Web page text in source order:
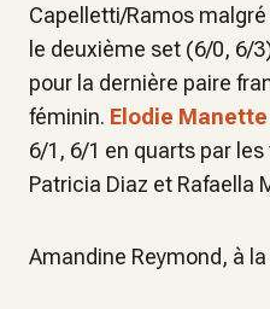
Capelletti/Ramos
le deuxième set (6/0, 6/
pour la dernière paire
féminin. Elodie Manette
6/1, 6/1 en quarts par les
Patricia Diaz et Rafaella
Amandine Reymond, à